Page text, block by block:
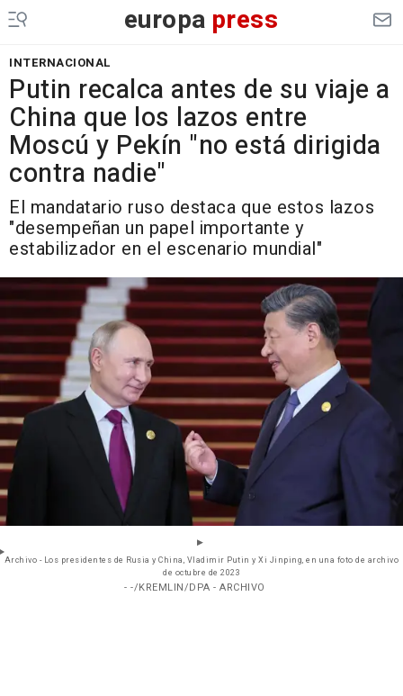
europa press
INTERNACIONAL
Putin recalca antes de su viaje a
China que los lazos entre
Moscú y Pekín "no está dirigida
contra nadie"
El mandatario ruso destaca que estos lazos
"desempeñan un papel importante y
estabilizador en el escenario mundial"
Archivo - Los presidentes de Rusia y China, Vladimir Putin y Xi Jinping, en una foto de archivo
de octubre de 2023
- -/KREMLIN/DPA - ARCHIVO